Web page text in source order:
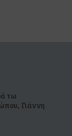
τω
Γιάννη